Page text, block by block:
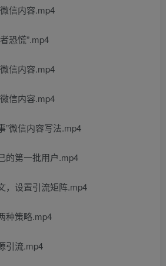
信内容.mp4
恐慌”.mp4
信内容.mp4
信内容.mp4
”微信内容写法.mp4
的第一批用户.mp4
，设置引流矩阵.mp4
种策略.mp4
引流.mp4